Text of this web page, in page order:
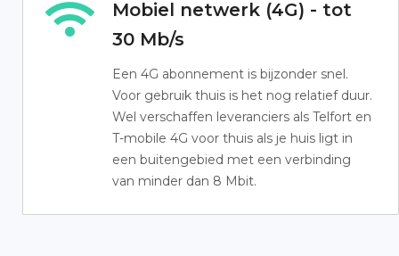
Mobiel netwerk (4G) - tot
30 Mb/s
Een 4G abonnement is bijzonder snel.
Voor gebruik thuis is het nog relatief duur.
Wel verschaffen leveranciers als Telfort en
T-mobile 4G voor thuis als je huis ligt in
een buitengebied met een verbinding
van minder dan 8 Mbit.